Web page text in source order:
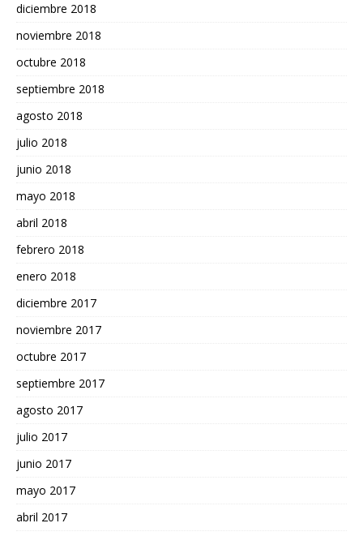
diciembre 2018
noviembre 2018
octubre 2018
septiembre 2018
agosto 2018
julio 2018
junio 2018
mayo 2018
abril 2018
febrero 2018
enero 2018
diciembre 2017
noviembre 2017
octubre 2017
septiembre 2017
agosto 2017
julio 2017
junio 2017
mayo 2017
abril 2017